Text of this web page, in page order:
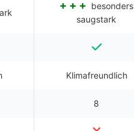
besonders
saugstark
Klimafreundlich
8